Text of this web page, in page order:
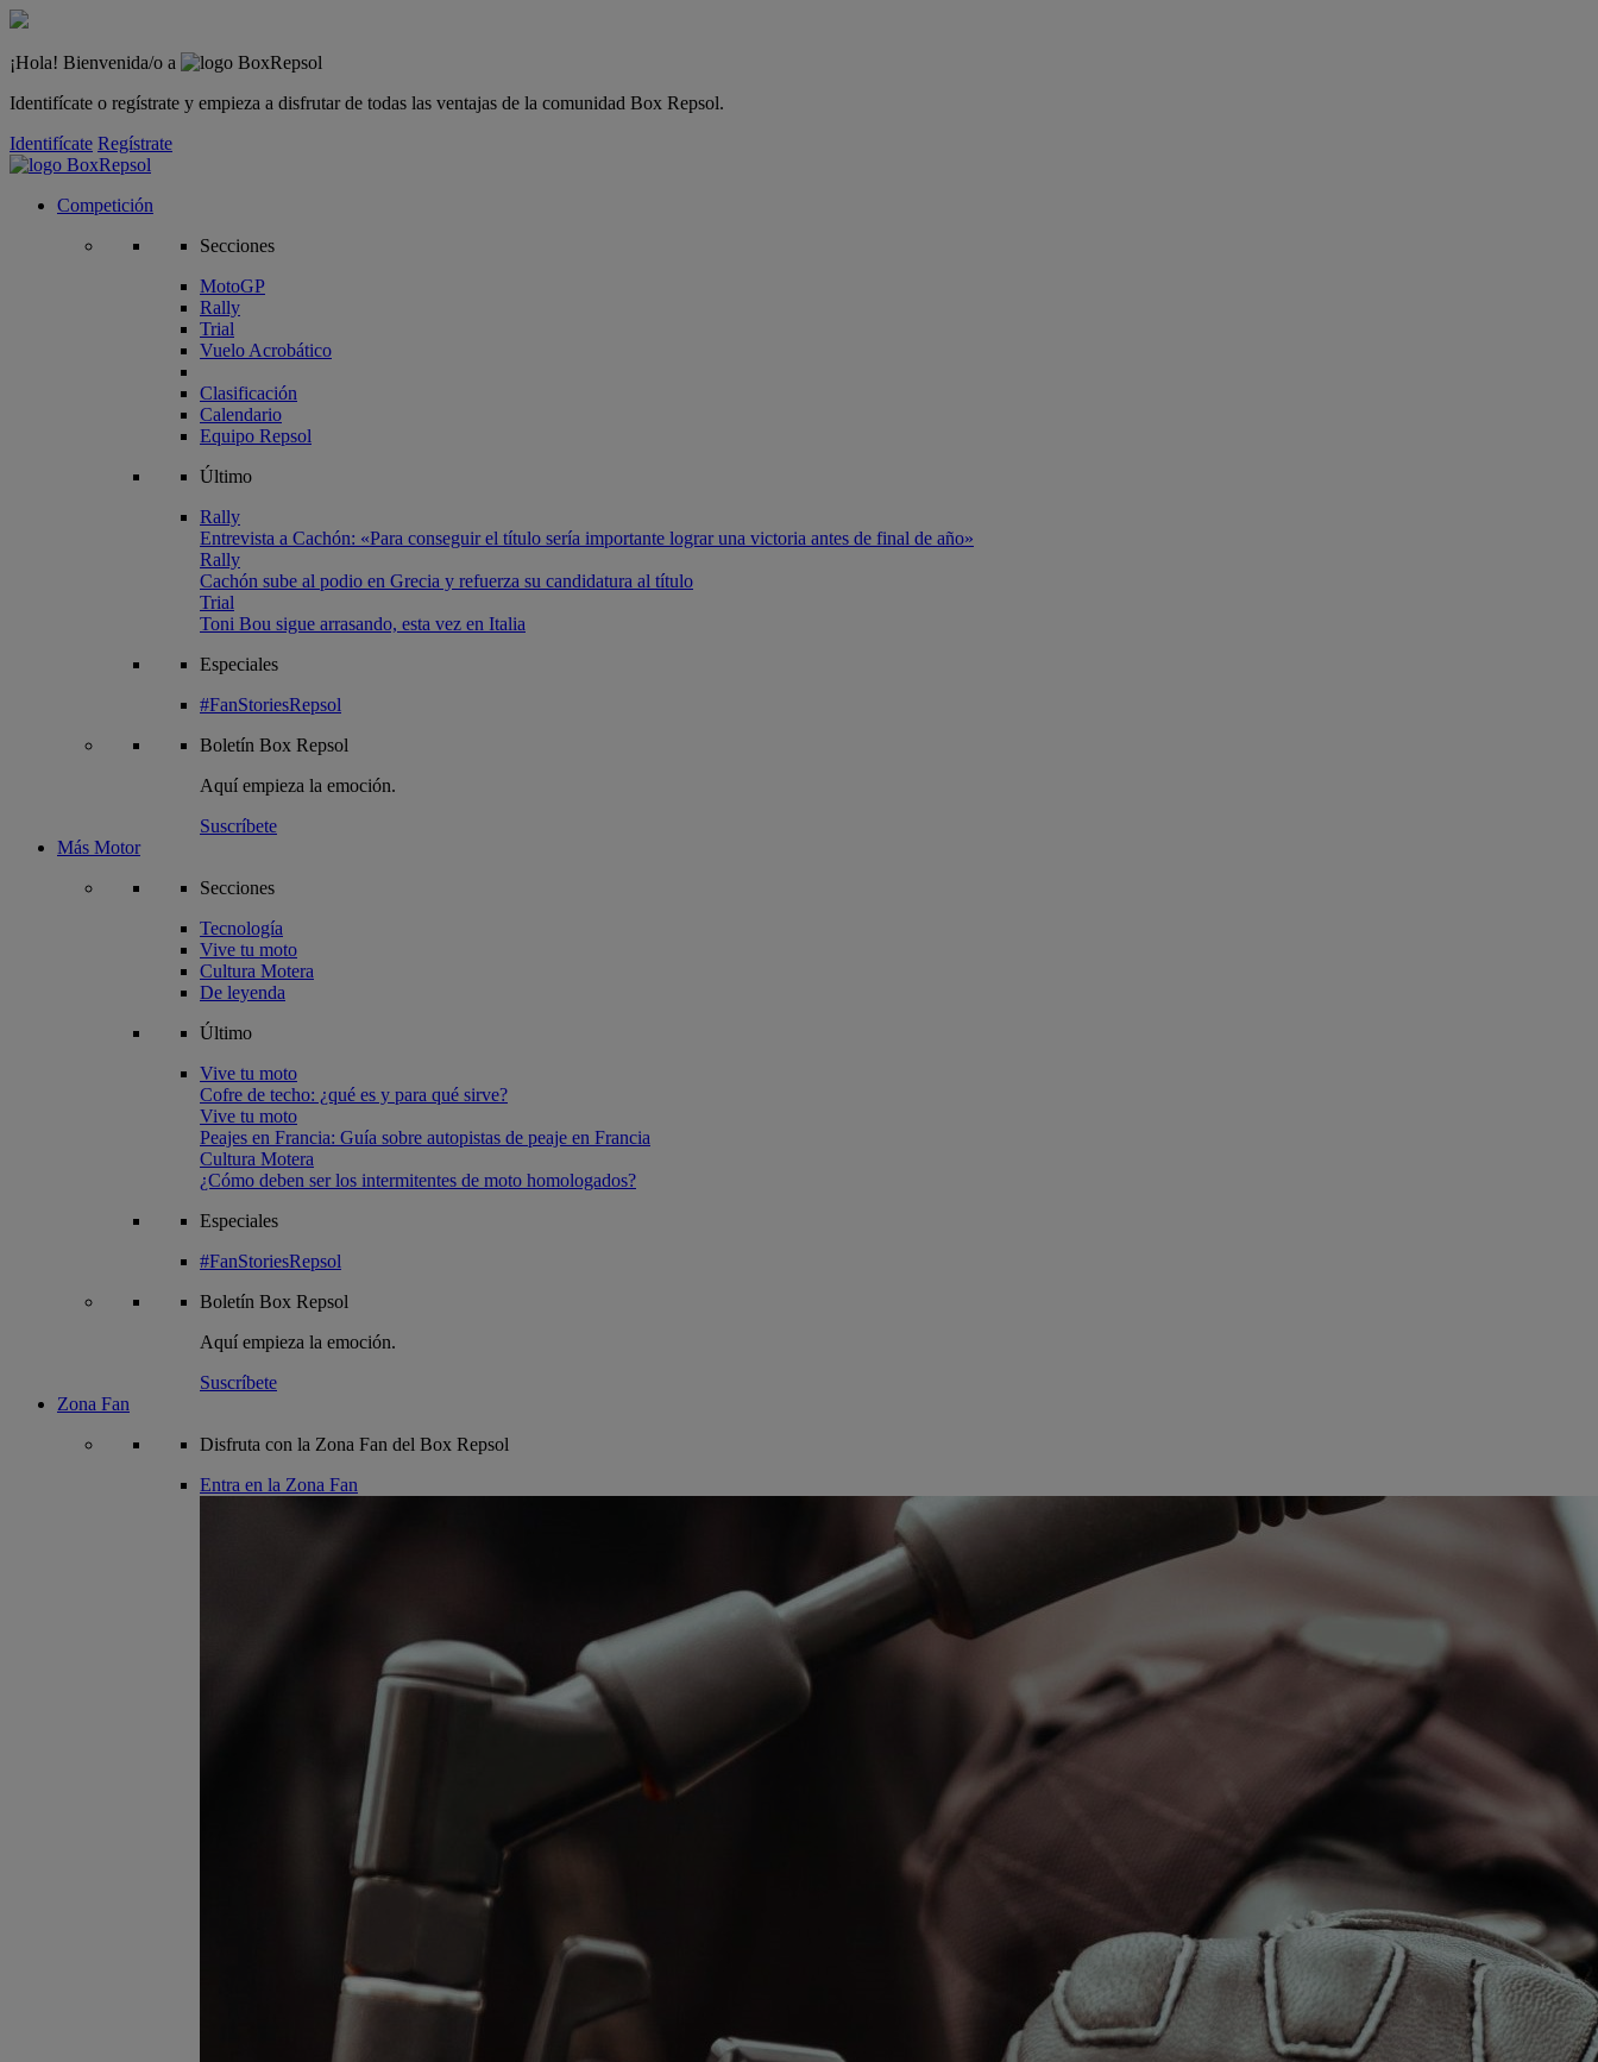
¡Hola! Bienvenida/o a
Identifícate o regístrate y empieza a disfrutar de todas las ventajas de la comunidad Box Repsol.
Identifícate Regístrate
Competición
Secciones
MotoGP
Rally
Trial
Vuelo Acrobático
Clasificación
Calendario
Equipo Repsol
Último
Rally
Entrevista a Cachón: «Para conseguir el título sería importante lograr una victoria antes de final de año»
Rally
Cachón sube al podio en Grecia y refuerza su candidatura al título
Trial
Toni Bou sigue arrasando, esta vez en Italia
Especiales
#FanStoriesRepsol
Boletín Box Repsol
Aquí empieza la emoción.
Suscríbete
Más Motor
Secciones
Tecnología
Vive tu moto
Cultura Motera
De leyenda
Último
Vive tu moto
Cofre de techo: ¿qué es y para qué sirve?
Vive tu moto
Peajes en Francia: Guía sobre autopistas de peaje en Francia
Cultura Motera
¿Cómo deben ser los intermitentes de moto homologados?
Especiales
#FanStoriesRepsol
Boletín Box Repsol
Aquí empieza la emoción.
Suscríbete
Zona Fan
Disfruta con la Zona Fan del Box Repsol
Entra en la Zona Fan